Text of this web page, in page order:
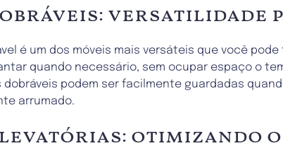
versatilidade
é um dos móveis mais versáteis que você
quando necessário, sem ocupar espaço o
dobráveis podem ser facilmente guardadas
arrumado.
otimizando